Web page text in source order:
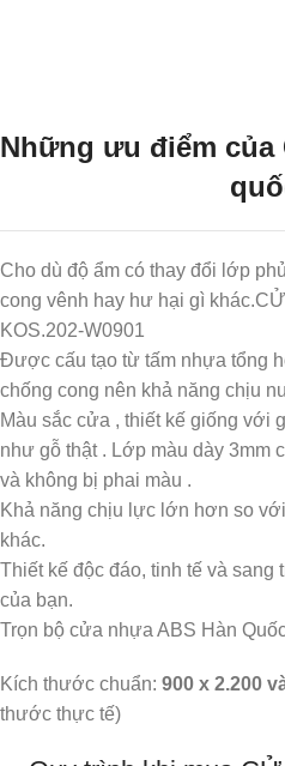
Những ưu điểm của
Cho dù độ ẩm có thay đổi lớp
cong vênh hay hư hại gì
KOS.202-W0901
Được cấu tạo từ tấm nhựa tổng
chống cong nên khả năng chịu
Màu sắc cửa , thiết kế giống với
như gỗ thật . Lớp màu dày 3mm
và không bị phai màu .
Khả năng chịu lực lớn hơn so
khác.
Thiết kế độc đáo, tinh tế và sang
của bạn.
Trọn bộ cửa nhựa ABS Hàn
Kích thước chuẩn: 900 x 2.200
thước thực tế)